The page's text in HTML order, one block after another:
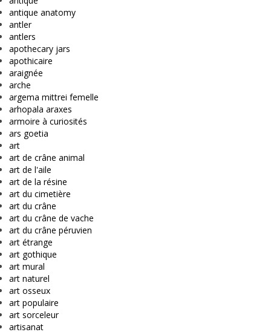
antique anatomy
antler
antlers
apothecary jars
apothicaire
araignée
arche
argema mittrei femelle
arhopala araxes
armoire à curiosités
ars goetia
art
art de crâne animal
art de l'aile
art de la résine
art du cimetière
art du crâne
art du crâne de vache
art du crâne péruvien
art étrange
art gothique
art mural
art naturel
art osseux
art populaire
art sorceleur
artisanat